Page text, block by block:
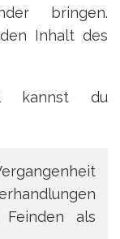
bringen.
Inhalt des
kannst du
als